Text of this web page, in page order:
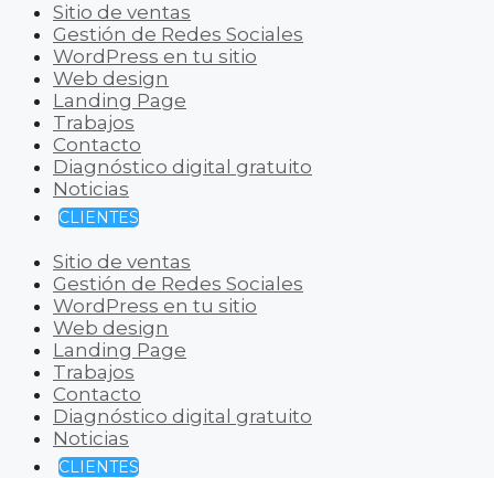
Sitio de ventas
Gestión de Redes Sociales
WordPress en tu sitio
Web design
Landing Page
Trabajos
Contacto
Diagnóstico digital gratuito
Noticias
CLIENTES
Sitio de ventas
Gestión de Redes Sociales
WordPress en tu sitio
Web design
Landing Page
Trabajos
Contacto
Diagnóstico digital gratuito
Noticias
CLIENTES